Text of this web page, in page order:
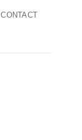
CONTACT